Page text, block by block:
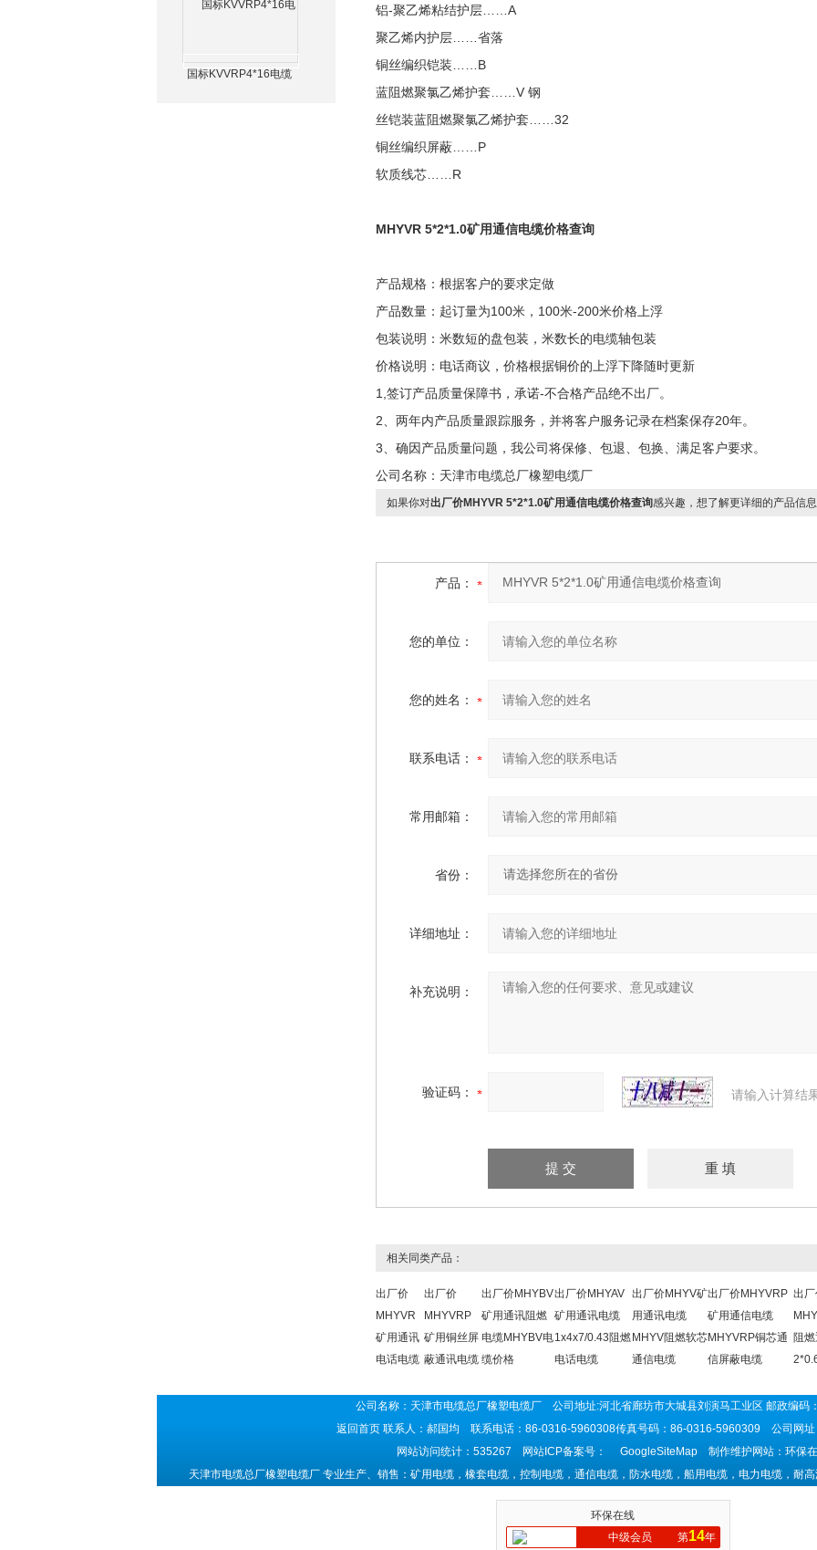
国标KVVRP4*16电缆
铝-聚乙烯粘结护层……A
聚乙烯内护层……省落
铜丝编织铠装……B
蓝阻燃聚氯乙烯护套……V 钢
丝铠装蓝阻燃聚氯乙烯护套……32
铜丝编织屏蔽……P
软质线芯……R
MHYVR 5*2*1.0矿用通信电缆价格查询
产品规格：根据客户的要求定做
产品数量：起订量为100米，100米-200米价格上浮
包装说明：米数短的盘包装，米数长的电缆轴包装
价格说明：电话商议，价格根据铜价的上浮下降随时更新
1,签订产品质量保障书，承诺-不合格产品绝不出厂。
2、两年内产品质量跟踪服务，并将客户服务记录在档案保存20年。
3、确因产品质量问题，我公司将保修、包退、包换、满足客户要求。
公司名称：天津市电缆总厂橡塑电缆厂
如果你对出厂价MHYVR 5*2*1.0矿用通信电缆价格查询感兴趣，想了解更详细的产品信
产品：
您的单位：
您的姓名：
联系电话：
常用邮箱：
省份：
详细地址：
补充说明：
验证码： 请输入计算结
相关同类产品：
出厂价
MHYVR
矿用通讯
电话电缆
出厂价
MHYVRP
矿用铜丝屏
蔽通讯电缆
出厂价MHYBV
矿用通讯阻燃
电缆MHYBV电
缆价格
出厂价MHYAV
矿用通讯电缆
1x4x7/0.43阻燃
电话电缆
出厂价MHYV矿
用通讯电缆
MHYV阻燃软芯
通信电缆
出厂价MHYVRP
矿用通信电缆
MHYVRP铜芯通
信屏蔽电缆
出
阻
公司名称：天津市电缆总厂橡塑电缆厂 公司地址:河北省廊坊市大城县刘演马工业区 邮政编
返回首页联系人：郝国均 联系电话：86-0316-5960308传真号码：86-0316-5960309 公司网址
网站访问统计：535267 网站ICP备案号：
GoogleSiteMap 制作维护网站：环保
天津市电缆总厂橡塑电缆厂 专业生产、销售：矿用电缆，橡套电缆，控制电缆，通信电缆，防水电缆，船用电缆，电力电缆，耐
环保在线
中级会员
第14年